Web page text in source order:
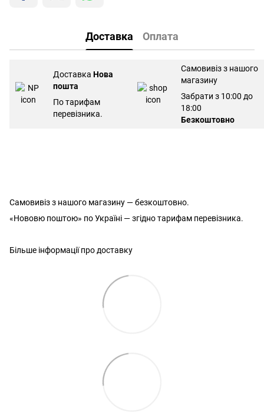
Доставка Оплата
Доставка Нова
пошта
По тарифам
перевізника.
Самовивіз з нашого
магазину
Забрати з 10:00 до
18:00
Безкоштовно
Самовивіз з нашого магазину — безкоштовно.
«Нововю поштою» по Україні — згідно тарифам перевізника.
Більше інформації про доставку